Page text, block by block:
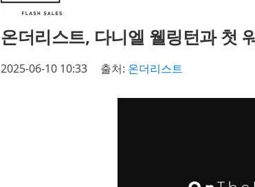
온더리스트, 다니엘 웰링턴과 첫
2025-06-10 10:33 출처: 온더리스트